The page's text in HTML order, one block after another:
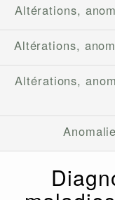
Altérations,
Altérations,
Altérations,